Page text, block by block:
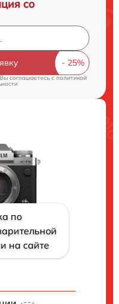
со
соглашаетесь c политикой
по
на сайте